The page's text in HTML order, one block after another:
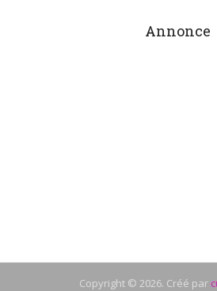
Annonce
Copyright © 2026. Créé par